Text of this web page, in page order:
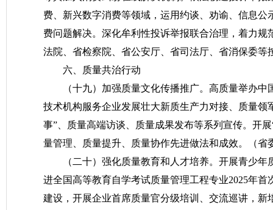
费、新兴数字消费等领域，运用约谈、劝谕、信息
费问题解决。深化牟利性投诉举报联合治理，着力规
法院、省检察院、省公安厅、省司法厅、省消保委等
六、质量共治行动
（十九）加强质量文化传播推广。 高质量举办中
技术机构服务企业发展壮大新质生产力对接、质量
事”、质量高端访谈、质量成果发布等系列宣传。开
量管理、质量提升、质量协作先进做法和成效。
（
（二十）强化质量教育和人才培养。 开展青少年
进全国高等教育自学考试质量管理工程专业2025年
建设，开展企业首席质量官分级培训、交流巡讲，新